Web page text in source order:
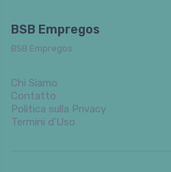
BSB Empregos
BSB Empregos
Chi Siamo
Contatto
Politica sulla Privacy
Termini d’Uso